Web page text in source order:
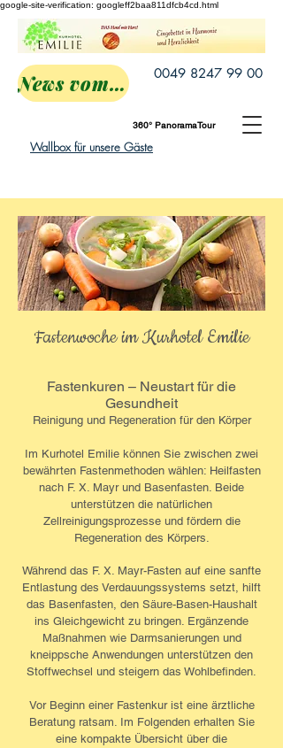
google-site-verification: googleff2baa811dfcb4cd.html
0049 8247 99 00
360° PanoramaTour
News vom Emilie
Wallbox für unsere Gäste
Fastenwoche im Kurhotel Emilie
Fastenkuren – Neustart für die
Gesundheit
Reinigung und Regeneration für den Körper
Im Kurhotel Emilie können Sie zwischen zwei
bewährten Fastenmethoden wählen: Heilfasten
nach F. X. Mayr und Basenfasten. Beide
unterstützen die natürlichen
Zellreinigungsprozesse und fördern die
Regeneration des Körpers.
Während das F. X. Mayr-Fasten auf eine sanfte
Entlastung des Verdauungssystems setzt, hilft
das Basenfasten, den Säure-Basen-Haushalt
ins Gleichgewicht zu bringen. Ergänzende
Maßnahmen wie Darmsanierungen und
kneippsche Anwendungen unterstützen den
Stoffwechsel und steigern das Wohlbefinden.
Vor Beginn einer Fastenkur ist eine ärztliche
Beratung ratsam. Im Folgenden erhalten Sie
eine kompakte Übersicht über die